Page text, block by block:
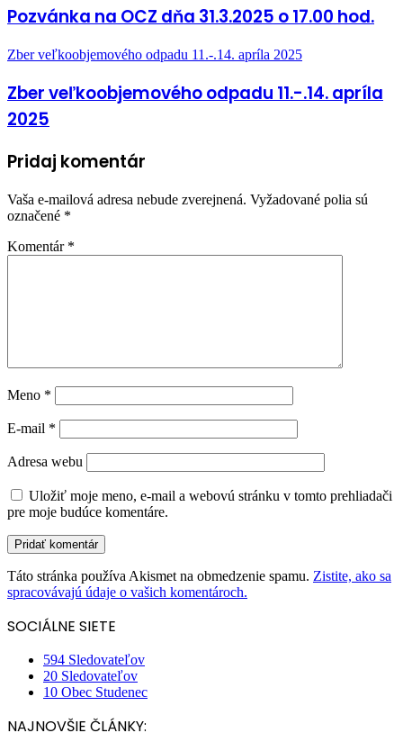
Pozvánka na OCZ dňa 31.3.2025 o 17.00 hod.
Zber veľkoobjemového odpadu 11.-.14. apríla 2025
Zber veľkoobjemového odpadu 11.-.14. apríla
2025
Pridaj komentár
Vaša e-mailová adresa nebude zverejnená. Vyžadované polia sú
označené *
Komentár *
Meno *
E-mail *
Adresa webu
Uložiť moje meno, e-mail a webovú stránku v tomto prehliadači
pre moje budúce komentáre.
Táto stránka používa Akismet na obmedzenie spamu. Zistite, ako sa
spracovávajú údaje o vašich komentároch.
SOCIÁLNE SIETE
594 Sledovateľov
20 Sledovateľov
10 Obec Studenec
NAJNOVŠIE ČLÁNKY: